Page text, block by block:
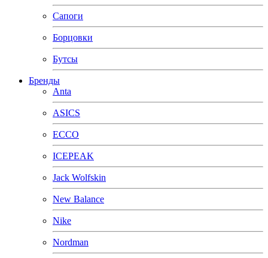
Сапоги
Борцовки
Бутсы
Бренды
Anta
ASICS
ECCO
ICEPEAK
Jack Wolfskin
New Balance
Nike
Nordman